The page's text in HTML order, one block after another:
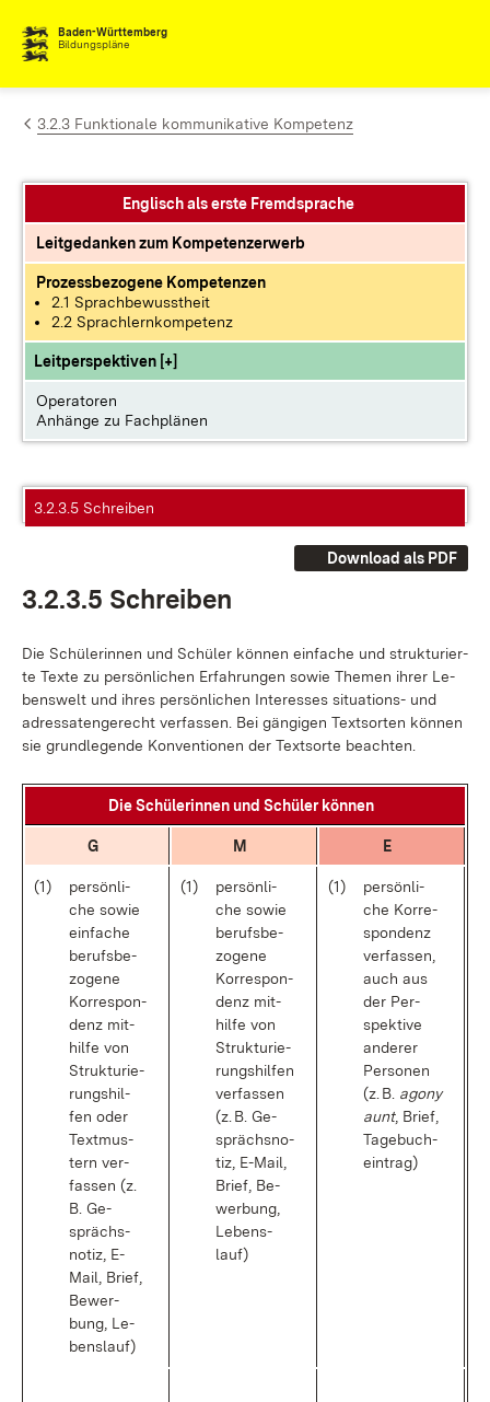
Zum Inhalt springen
Baden-Württemberg
Bildungspläne
3.2.3 Funktionale kommunikative Kompetenz
Englisch als erste Fremdsprache
Leitgedanken zum Kompetenzerwerb
Prozessbezogene Kompetenzen
2.1 Sprachbewusstheit
2.2 Sprachlernkompetenz
Leitperspektiven [+]
Operatoren
Anhänge zu Fachplänen
3.2.3.5 Schreiben
Download als PDF
3.2.3.5 Schrei­ben
Die Schü­le­rin­nen und Schü­ler kön­nen ein­fa­che und struk­tu­rier­
te Tex­te zu per­sön­li­chen Er­fah­run­gen so­wie The­men ih­rer Le­
bens­welt und ih­res per­sön­li­chen In­ter­es­ses si­tua­ti­ons- und
adres­sa­ten­ge­recht ver­fas­sen. Bei gän­gi­gen Text­sor­ten kön­nen
sie grund­le­gen­de Kon­ven­tio­nen der Text­sor­te be­ach­ten.
Die Schü­le­rin­nen und Schü­ler kön­nen
G M E
(1)
per­sön­li­
che so­wie
ein­fa­che
be­rufs­be­
zo­ge­ne
Kor­re­spon­
denz mit­
hil­fe von
Struk­tu­rie­
rungs­hil­
fen oder
Text­mus­
tern ver­
fas­sen (z.
B. Ge­
sprächs­
no­tiz, E-
Mail, Brief,
Be­wer­
bung, Le­
bens­lauf)
(1)
per­sön­li­
che so­wie
be­rufs­be­
zo­ge­ne
Kor­re­spon­
denz mit­
hil­fe von
Struk­tu­rie­
rungs­hil­fen
ver­fas­sen
(z. B. Ge­
sprächs­no­
tiz, E-Mail,
Brief, Be­
wer­bung,
Le­bens­
lauf)
(1)
per­sön­li­
che Kor­re­
spon­denz
ver­fas­sen,
auch aus
der Per­
spek­ti­ve
an­de­rer
Per­so­nen
(z. B. ag­o­ny
aunt, Brief,
Ta­ge­buch­
ein­trag)